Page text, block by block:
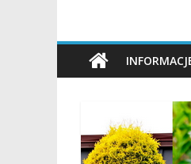
sport,
Konin,
Koło,
Wielkopolska,
Polska